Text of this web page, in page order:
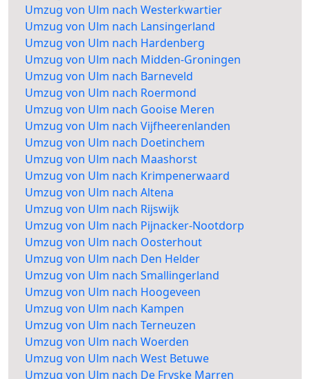
Umzug von Ulm nach Westerkwartier
Umzug von Ulm nach Lansingerland
Umzug von Ulm nach Hardenberg
Umzug von Ulm nach Midden-Groningen
Umzug von Ulm nach Barneveld
Umzug von Ulm nach Roermond
Umzug von Ulm nach Gooise Meren
Umzug von Ulm nach Vijfheerenlanden
Umzug von Ulm nach Doetinchem
Umzug von Ulm nach Maashorst
Umzug von Ulm nach Krimpenerwaard
Umzug von Ulm nach Altena
Umzug von Ulm nach Rijswijk
Umzug von Ulm nach Pijnacker-Nootdorp
Umzug von Ulm nach Oosterhout
Umzug von Ulm nach Den Helder
Umzug von Ulm nach Smallingerland
Umzug von Ulm nach Hoogeveen
Umzug von Ulm nach Kampen
Umzug von Ulm nach Terneuzen
Umzug von Ulm nach Woerden
Umzug von Ulm nach West Betuwe
Umzug von Ulm nach De Fryske Marren